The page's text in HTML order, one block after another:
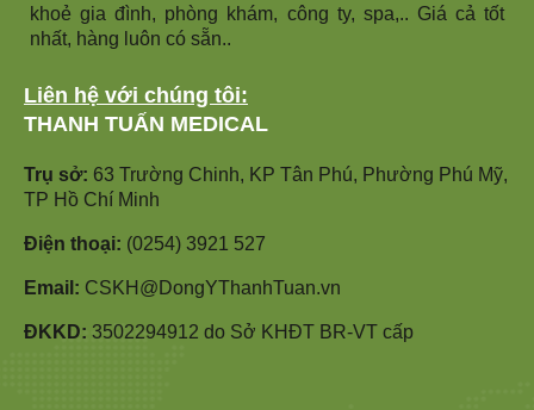
khoẻ gia đình, phòng khám, công ty, spa,.. Giá cả tốt
nhất, hàng luôn có sẵn..
Liên hệ với chúng tôi:
THANH TUẤN MEDICAL
Trụ sở: 63 Trường Chinh, KP Tân Phú, Phường Phú Mỹ,
TP Hồ Chí Minh
Điện thoại: (0254) 3921 527
Email: CSKH@DongYThanhTuan.vn
ĐKKD: 3502294912 do Sở KHĐT BR-VT cấp